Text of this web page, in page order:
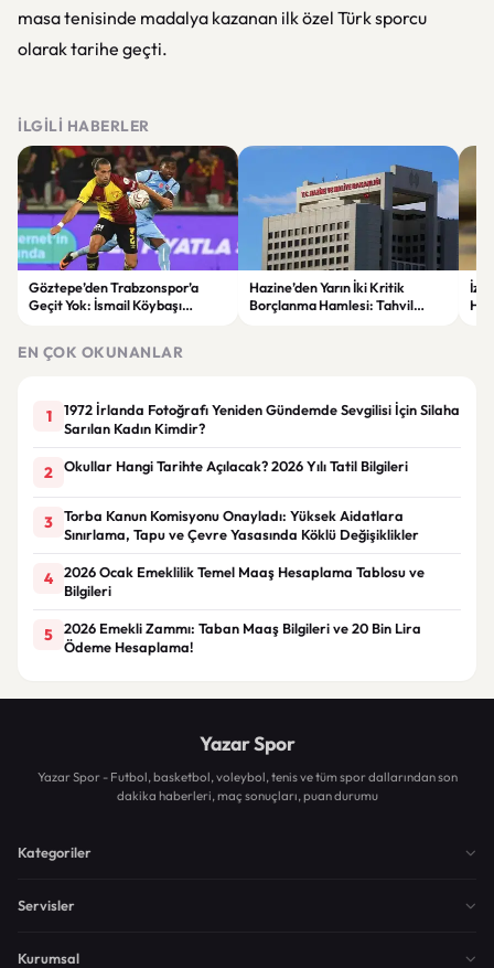
masa tenisinde madalya kazanan ilk özel Türk sporcu
olarak tarihe geçti.
İLGILI HABERLER
Göztepe’den Trabzonspor’a
Geçit Yok: İsmail Köybaşı
Hazine’den Yarın İki Kritik
Borçlanma Hamlesi: Tahvil
EN ÇOK OKUNANLAR
1
1972 İrlanda Fotoğrafı Yeniden Gündemde Sevgilisi İçin Silaha
Sarılan Kadın Kimdir?
2 Okullar Hangi Tarihte Açılacak? 2026 Yılı Tatil Bilgileri
3
Torba Kanun Komisyonu Onayladı: Yüksek Aidatlara
Sınırlama, Tapu ve Çevre Yasasında Köklü Değişiklikler
4
2026 Ocak Emeklilik Temel Maaş Hesaplama Tablosu ve
Bilgileri
5
2026 Emekli Zammı: Taban Maaş Bilgileri ve 20 Bin Lira
Ödeme Hesaplama!
Yazar Spor
Yazar Spor - Futbol, basketbol, voleybol, tenis ve tüm spor dallarından son
dakika haberleri, maç sonuçları, puan durumu
Kategoriler
Servisler
Kurumsal